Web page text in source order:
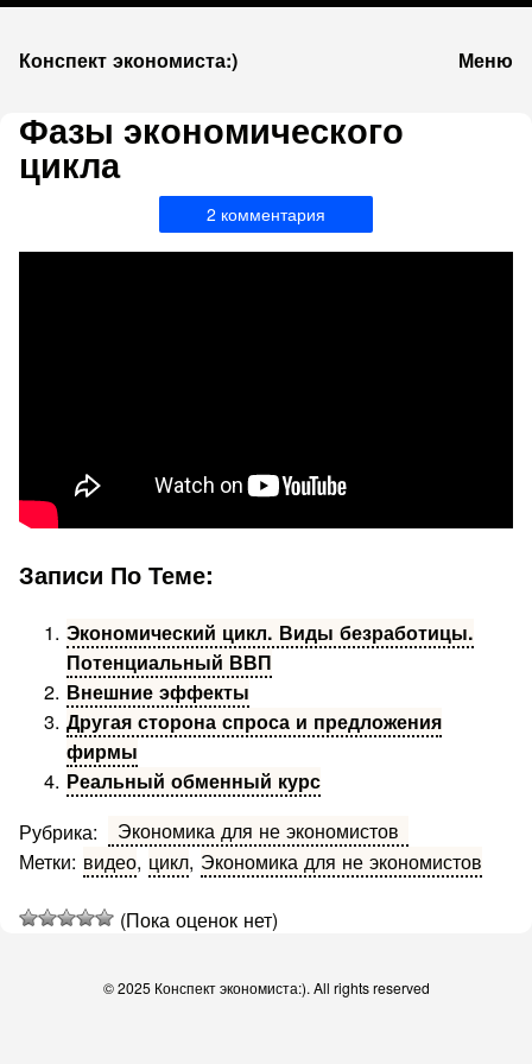
Конспект экономиста:) Меню
Фазы экономического
цикла
2 комментария
Записи По Теме:
Экономический цикл. Виды безработицы.
Потенциальный ВВП
Внешние эффекты
Другая сторона спроса и предложения
фирмы
Реальный обменный курс
Рубрика:
Экономика для не экономистов
Метки: видео, цикл, Экономика для не экономистов
(Пока оценок нет)
© 2025 Конспект экономиста:). All rights reserved